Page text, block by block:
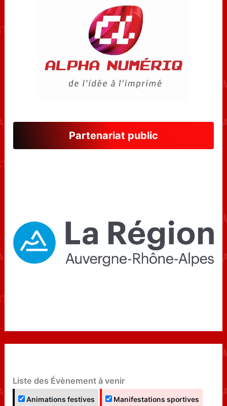
Partenariat public
Liste des Évènement à venir
Animations festives Manifestations sportives